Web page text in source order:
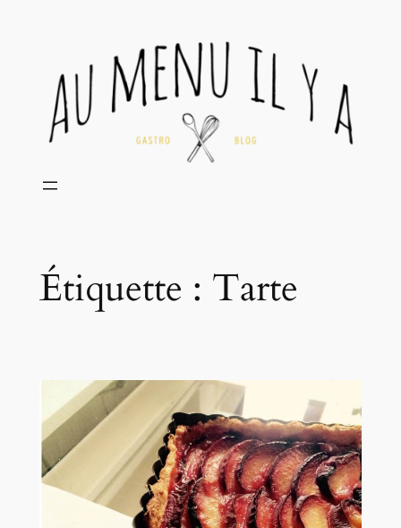
Étiquette : Tarte